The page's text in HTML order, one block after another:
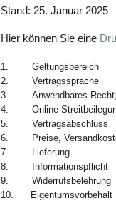
Stand: 25. Januar 2025
Hier können Sie eine
1.
Geltungsbereich
2.
Vertragssprache
3.
Anwendbares
4.
Online-
5.
Vertragsabschluss
6.
Preise,
7.
Lieferung
8.
Informationspflicht
9.
Widerrufsbelehrung
10.
Eigentumsvorbehalt